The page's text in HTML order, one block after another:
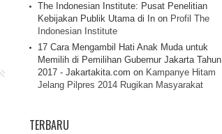
The Indonesian Institute: Pusat Penelitian
Kebijakan Publik Utama di Inon Profil The
Indonesian Institute
17 Cara Mengambil Hati Anak Muda untuk
Memilih di Pemilihan Gubernur Jakarta Tahun
2017 - Jakartakita.com on Kampanye Hitam
Jelang Pilpres 2014 Rugikan Masyarakat
TERBARU